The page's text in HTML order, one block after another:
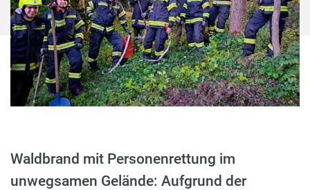
Waldbrand mit Personenrettung im
unwegsamen Gelände: Aufgrund der